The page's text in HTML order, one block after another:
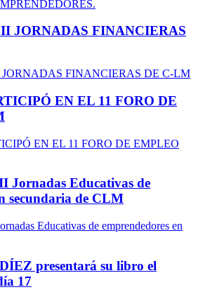
JORNADAS FINANCIERAS
EN EL 11 FORO DE
Jornadas Educativas de
secundaria de CLM
presentará su libro el
17